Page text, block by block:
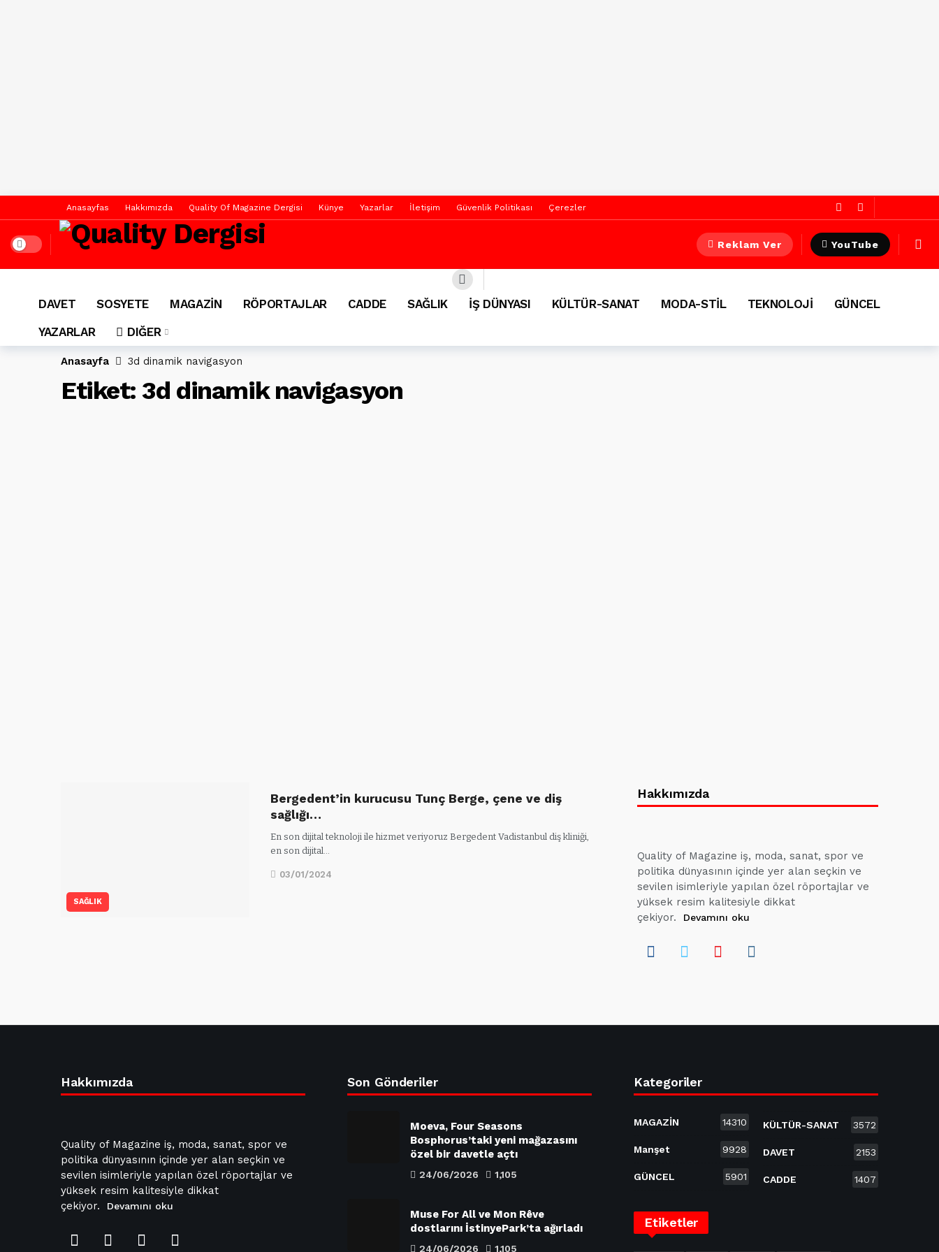
Anasayfas Hakkımızda Quality Of Magazine Dergisi Künye Yazarlar İletişim Güvenlik Politikası Çerezler
Dark mode Reklam Ver YouTube
DAVET SOSYETE MAGAZİN RÖPORTAJLAR CADDE SAĞLIK İŞ DÜNYASI KÜLTÜR-SANAT MODA-STİL TEKNOLOJİ
GÜNCEL
YAZARLAR
DIĞER
Anasayfa 3d dinamik navigasyon
Etiket:3d dinamik navigasyon
SAĞLIK
Bergedent’in kurucusu Tunç Berge, çene ve diş
sağlığı…
En son dijital teknoloji ile hizmet veriyoruz Bergedent Vadistanbul diş kliniği,
en son dijital…
03/01/2024
Hakkımızda
Quality of Magazine iş, moda, sanat, spor ve
politika dünyasının içinde yer alan seçkin ve
sevilen isimleriyle yapılan özel röportajlar ve
yüksek resim kalitesiyle dikkat
çekiyor.
Devamını oku
Hakkımızda
Quality of Magazine iş, moda, sanat, spor ve
politika dünyasının içinde yer alan seçkin ve
sevilen isimleriyle yapılan özel röportajlar ve
yüksek resim kalitesiyle dikkat
çekiyor.
Devamını oku
Son Gönderiler
Moeva, Four Seasons
Bosphorus’taki yeni mağazasını
özel bir davetle açtı
24/06/2026 1,105
Muse For All ve Mon Rêve
dostlarını İstinyePark’ta ağırladı
24/06/2026 1,105
Kategoriler
MAGAZİN 14310
Manşet 9928
GÜNCEL 5901
KÜLTÜR-SANAT 3572
DAVET 2153
CADDE 1407
Etiketler